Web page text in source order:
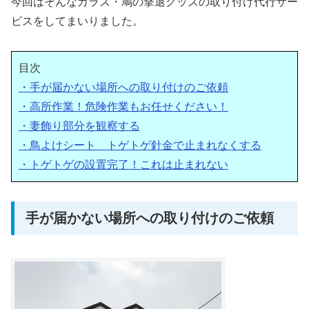
ビスをしてまいりました。
目次
・手が届かない場所への取り付けのご依頼
・高所作業！危険作業もお任せください！
・妻飾り部分を観察する
・鳥よけシート トゲトゲ針金で止まれなくする
・トゲトゲの設置完了！これは止まれない
手が届かない場所への取り付けのご依頼